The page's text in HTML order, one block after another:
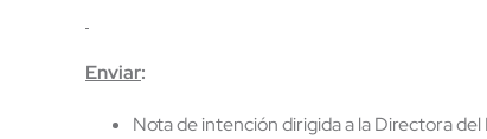
Enviar:
Nota de intención dirigida a la Directora